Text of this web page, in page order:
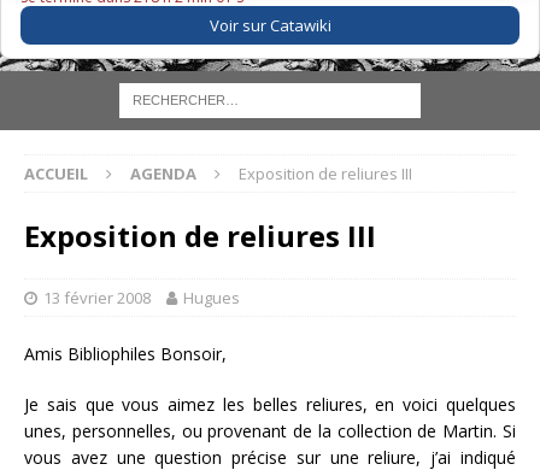
Voir sur Catawiki
ACCUEIL AGENDA Exposition de reliures III
Exposition de reliures III
13 février 2008 Hugues
Amis Bibliophiles Bonsoir,
Je sais que vous aimez les belles reliures, en voici quelques
unes, personnelles, ou provenant de la collection de Martin. Si
vous avez une question précise sur une reliure, j’ai indiqué